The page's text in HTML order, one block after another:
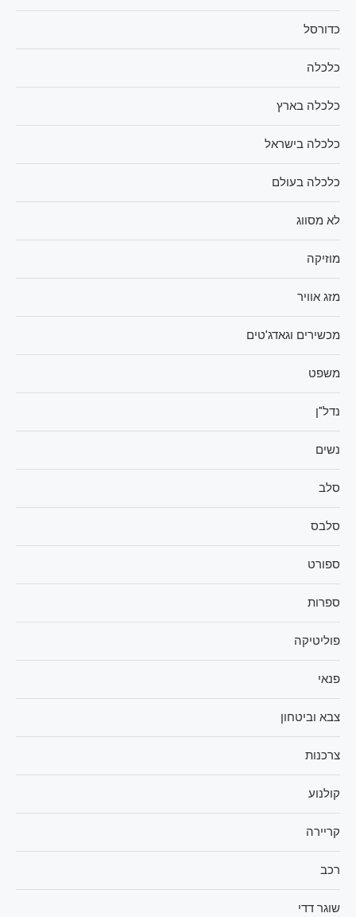
כדורסל
כלכלה
כלכלה בארץ
כלכלה בישראל
כלכלה בעולם
לא מסווג
מוזיקה
מזג אוויר
מכשירים וגאדג'טים
משפט
נדל"ן
נשים
סלב
סלבס
ספורט
ספרות
פוליטיקה
פנאי
צבא וביטחון
צרכנות
קולנוע
קריירה
רכב
שוגר דדי